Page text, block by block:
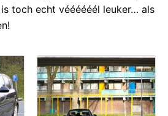
toch echt véééééél leuker… als